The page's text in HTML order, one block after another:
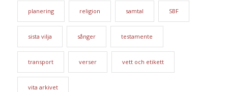
planering religion samtal SBF
sista vilja sånger testamente
transport verser vett och etikett
vita arkivet